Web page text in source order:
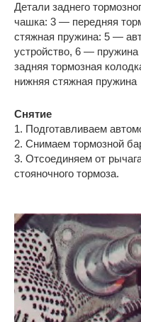
Детали заднего
чашка: 3 — передняя
стяжная пружина: 5 —
устройство, 6 —
задняя тормозная
нижняя стяжная пружина
Снятие
1. Подготавливаем
2. Снимаем тормозной
3. Отсоединяем от
стояночного тормоза.